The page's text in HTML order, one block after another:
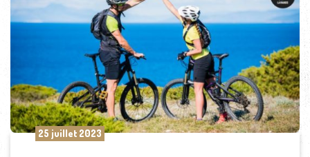
25 juillet 2023